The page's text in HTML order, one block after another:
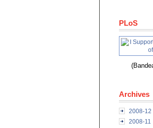
PLoS
Archives
2008-12
2008-11